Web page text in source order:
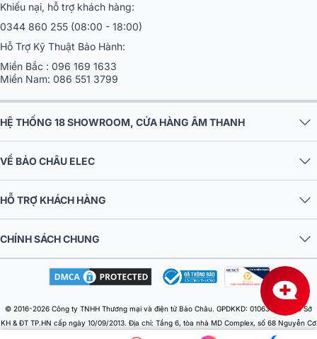
Khiếu nại, hỗ trợ khách hàng:
0344 860 255 (08:00 - 18:00)
Hỗ Trợ Kỹ Thuật Bảo Hành:
Miền Bắc : 096 169 1633
Miền Nam: 086 551 3799
HỆ THỐNG 18 SHOWROOM, CỬA HÀNG ÂM THANH
VỀ BẢO CHÂU ELEC
HỖ TRỢ KHÁCH HÀNG
CHÍNH SÁCH CHUNG
© 2016-2026 Công ty TNHH Thương mại và điện tử Bảo Châu. GPDKKD: 0106303879 do Sở
KH & ĐT TP.HN cấp ngày 10/09/2013. Địa chỉ: Tầng 6, tòa nhà MD Complex, số 68 Nguyễn Cơ
Thạch, Phường Từ Liêm, Thành phố Hà Nội, Việt Nam. Điện thoại: 024 730 10 255. Email: